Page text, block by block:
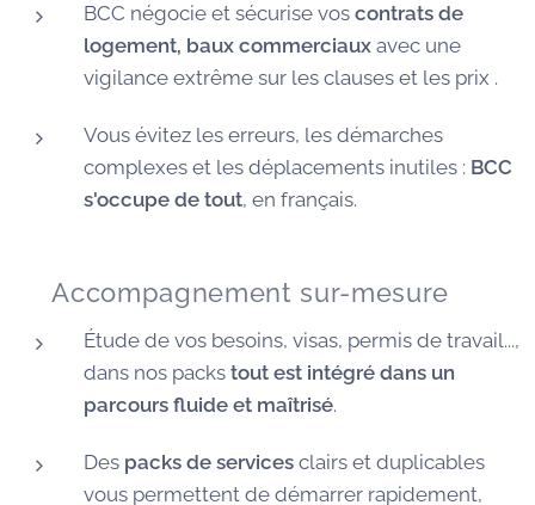
BCC négocie et sécurise vos contrats de
logement, baux commerciaux avec une
vigilance extrême sur les clauses et les prix .
Vous évitez les erreurs, les démarches
complexes et les déplacements inutiles : BCC
s'occupe de tout, en français.
🧭 Accompagnement sur-mesure
Étude de vos besoins, visas, permis de travail...,
dans nos packs tout est intégré dans un
parcours fluide et maîtrisé.
Des packs de services clairs et duplicables
vous permettent de démarrer rapidement,